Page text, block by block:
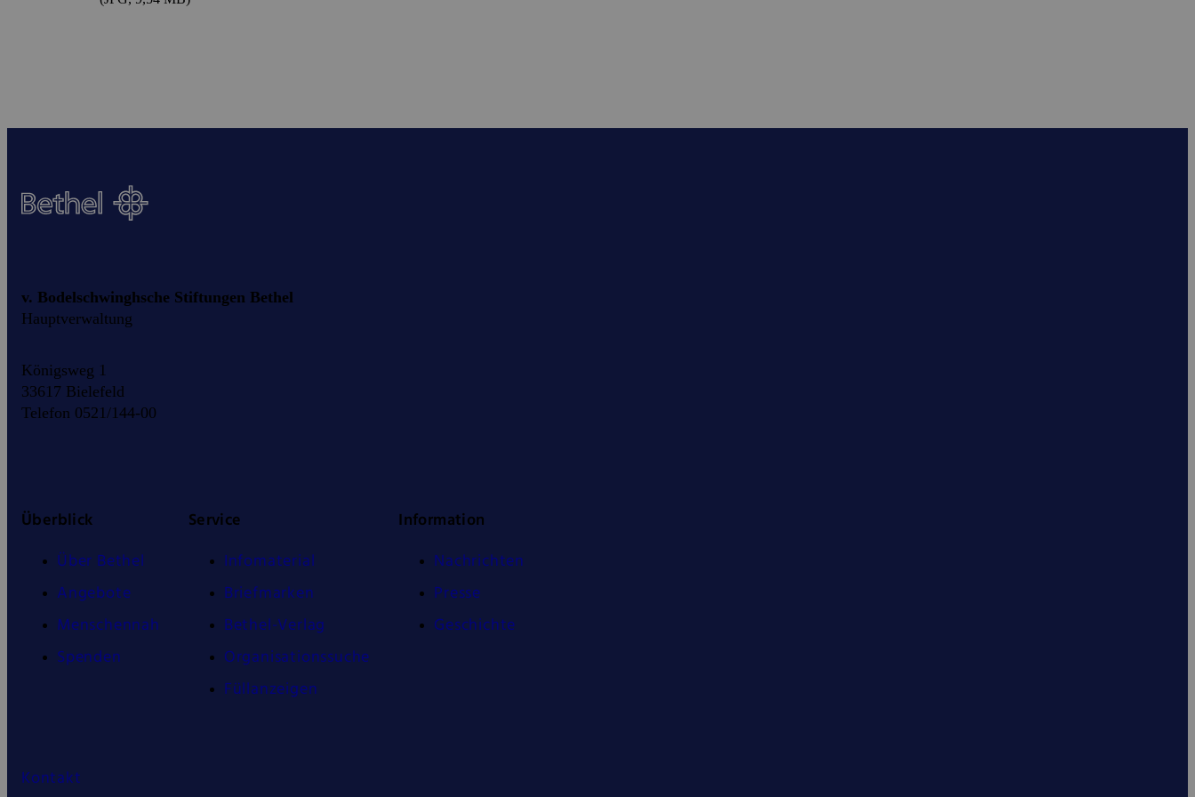
v. Bodelschwinghsche Stiftungen Bethel
Hauptverwaltung
Königsweg 1
33617 Bielefeld
Telefon 0521/144-00
Überblick
Über Bethel
Angebote
Menschennah
Spenden
Service
Infomaterial
Briefmarken
Bethel-Verlag
Organisationssuche
Füllanzeigen
Information
Nachrichten
Presse
Geschichte
Kontakt